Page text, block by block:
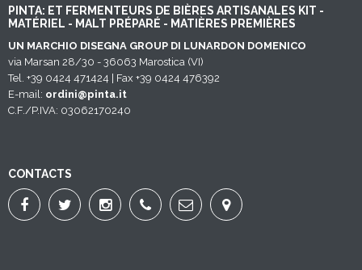
PINTA: ET FERMENTEURS DE BIÈRES ARTISANALES KIT -
MATÉRIEL - MALT PRÉPARÉ - MATIÈRES PREMIÈRES
UN MARCHIO DISEGNA GROUP DI LUNARDON DOMENICO
via Marsan 28/30 - 36063 Marostica (VI)
Tel. +39 0424 471424 | Fax +39 0424 476392
E-mail: ordini@pinta.it
C.F./P.IVA: 03062170240
CONTACTS